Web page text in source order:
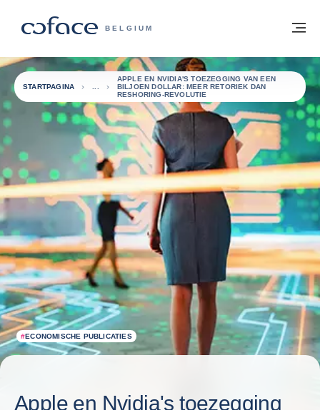
COFACE, FOR TRADE - GROEP
BELGIUM
Terug naar startpagina
#ECONOMISCHE PUBLICATIES
STARTPAGINA
APPLE EN NVIDIA'S TOEZEGGING VAN EEN
BILJOEN DOLLAR: MEER RETORIEK DAN
RESHORING-REVOLUTIE
Apple en Nvidia's toezegging